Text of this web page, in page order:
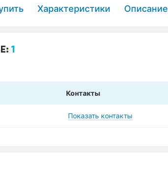
Характеристики Описание
1
Контакты
Показать контакты